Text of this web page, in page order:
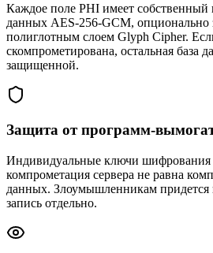
Каждое поле PHI имеет
данных AES-256-GCM,
полиглотным слоем Glyph Cipher.
скомпрометирована, остальная база
защищенной.
Защита от программ-
Индивидуальные ключи шифрования
компрометация сервера не равна
данных. Злоумышленникам придется
запись отдельно.